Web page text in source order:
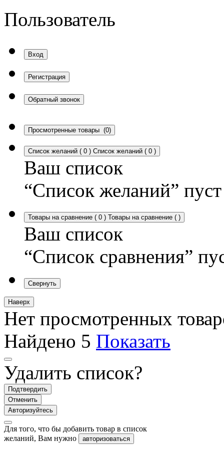
Пользователь
Вход
Регистрация
Обратный звонок
Просмотренные товары (0)
Список желаний ( 0 ) Список желаний ( 0 )
Ваш список
“Список желаний” пуст
Товары на сравнение ( 0 ) Товары на сравнение ( )
Ваш список
“Список сравнения”
Свернуть
Наверх
Нет просмотренных
Найдено 5 Показать
Удалить список?
Подтвердить
Отменить
Авторизуйтесь
Для того, что бы добавить товар в список
желаний, Вам нужно
авторизоваться